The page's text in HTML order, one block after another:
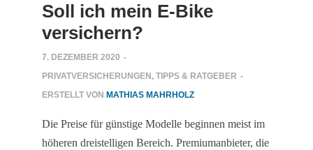
Soll ich mein E-Bike
versichern?
7. DEZEMBER 2020 -
PRIVATVERSICHERUNGEN , TIPPS & RATGEBER -
ERSTELLT VON MATHIAS MAHRHOLZ
Die Preise für günstige Modelle beginnen meist im
höheren dreistelligen Bereich. Premiumanbieter, die